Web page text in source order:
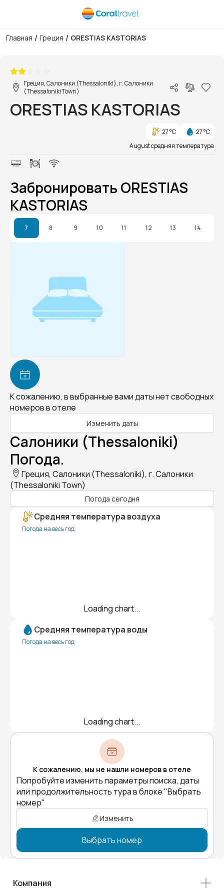
Главная / Греция / ORESTIAS KASTORIAS
Греция, Салоники (Thessaloniki), г. Салоники
(Thessaloniki Town)
ORESTIAS KASTORIAS
27 °C
27 °C
August средняя температура
Забронировать ORESTIAS
KASTORIAS
7 8 9 10 11 12 13 14
К сожалению, в выбранные вами даты нет свободных
номеров в отеле
Изменить даты
Салоники (Thessaloniki)
Погода.
Греция, Салоники (Thessaloniki), г. Салоники
(Thessaloniki Town)
Погода сегодня
Средняя температура воздуха
Погода на весь год
Loading chart...
Средняя температура воды
Погода на весь год
Loading chart...
К сожалению, мы не нашли номеров в отеле
Попробуйте изменить параметры поиска, даты
или продолжительность тура в блоке "Выбрать
номер"
Изменить
Выбрать номер
Компания